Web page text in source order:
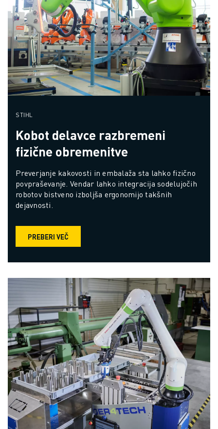
STIHL
Kobot delavce razbremeni
fizične obremenitve
Preverjanje kakovosti in embalaža sta lahko fizično
povpraševanje. Vendar lahko integracija sodelujočih
robotov bistveno izboljša ergonomijo takšnih
dejavnosti.
PREBERI VEČ